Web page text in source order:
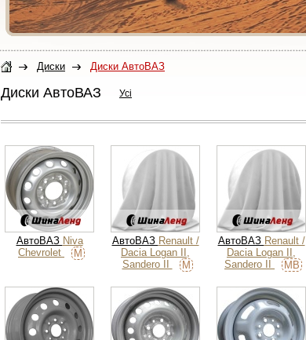
Диски Диски АвтоВАЗ
Диски АвтоВАЗ Усі
АвтоВАЗ Niva
Chevrolet
M
АвтоВАЗ Renault /
Dacia Logan II,
Sandero II
M
АвтоВАЗ Renault /
Dacia Logan II,
Sandero II
MB